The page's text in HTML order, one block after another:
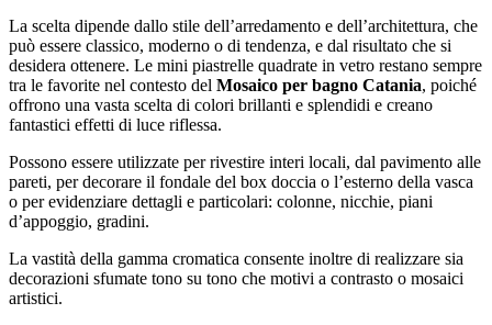
La scelta dipende dallo stile dell’arredamento e dell’architettura, che
può essere classico, moderno o di tendenza, e dal risultato che si
desidera ottenere. Le mini piastrelle quadrate in vetro restano sempre
tra le favorite nel contesto del Mosaico per bagno Catania, poiché
offrono una vasta scelta di colori brillanti e splendidi e creano
fantastici effetti di luce riflessa.
Possono essere utilizzate per rivestire interi locali, dal pavimento alle
pareti, per decorare il fondale del box doccia o l’esterno della vasca
o per evidenziare dettagli e particolari: colonne, nicchie, piani
d’appoggio, gradini.
La vastità della gamma cromatica consente inoltre di realizzare sia
decorazioni sfumate tono su tono che motivi a contrasto o mosaici
artistici.